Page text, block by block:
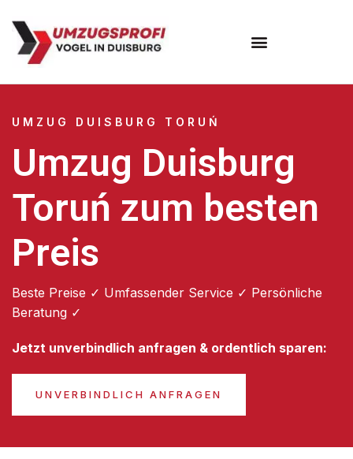
UMZUG DUISBURG TORUŃ
Umzug Duisburg
Toruń zum besten
Preis
Beste Preise ✓ Umfassender Service ✓ Persönliche
Beratung ✓
Jetzt unverbindlich anfragen & ordentlich sparen:
UNVERBINDLICH ANFRAGEN